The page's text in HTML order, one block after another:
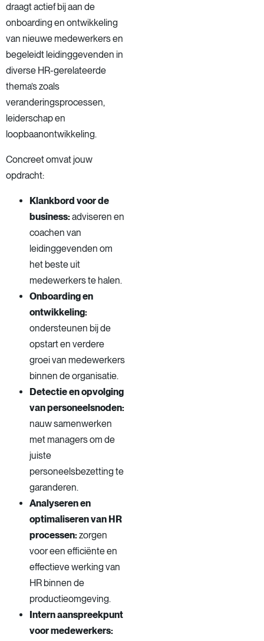
draagt actief bij aan de
onboarding en ontwikkeling
van nieuwe medewerkers en
begeleidt leidinggevenden in
diverse HR-gerelateerde
thema’s zoals
veranderingsprocessen,
leiderschap en
loopbaanontwikkeling.
Concreet omvat jouw
opdracht:
Klankbord voor de
business:adviseren en
coachen van
leidinggevenden om
het beste uit
medewerkers te halen.
Onboarding en
ontwikkeling:
ondersteunen bij de
opstart en verdere
groei van medewerkers
binnen de organisatie.
Detectie en opvolging
van personeelsnoden:
nauw samenwerken
met managers om de
juiste
personeelsbezetting te
garanderen.
Analyseren en
optimaliseren van HR
processen:zorgen
voor een efficiënte en
effectieve werking van
HR binnen de
productieomgeving.
Intern aanspreekpunt
voor medewerkers: